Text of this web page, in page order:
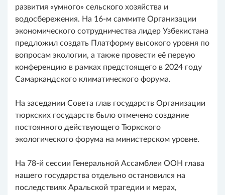
развития «умного» сельского хозяйства и
водосбережения. На 16-м саммите Организации
экономического сотрудничества лидер Узбекистана
предложил создать Платформу высокого уровня по
вопросам экологии, а также провести её первую
конференцию в рамках предстоящего в 2024 году
Самаркандского климатического форума.
На заседании Совета глав государств Организации
тюркских государств было отмечено создание
постоянного действующего Тюркского
экологического форума на министерском уровне.
На 78-й сессии Генеральной Ассамблеи ООН глава
нашего государства отдельно остановился на
последствиях Аральской трагедии и мерах,